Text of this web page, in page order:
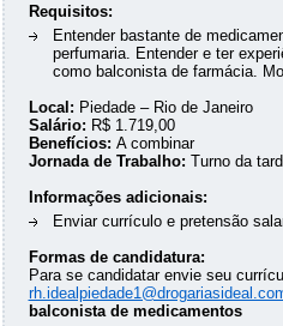
Requisitos:
Entender bastante de
perfumaria. Entender e ter
como balconista de farmácia.
Local: Piedade – Rio de Janeiro
Salário: R$ 1.719,00
Benefícios: A combinar
Jornada de Trabalho: Turno da
Informações adicionais:
Enviar currículo e pretensão
Formas de candidatura:
Para se candidatar envie seu
balconista de medicamentos